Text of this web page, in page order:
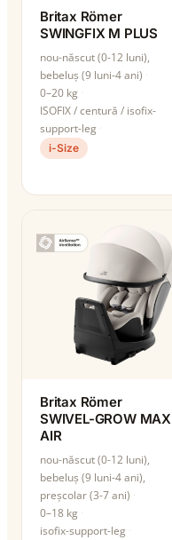
Britax Römer
SWINGFIX M PLUS
nou-născut (0-12 luni),
bebeluș (9 luni-4 ani)
0–20 kg
ISOFIX / centură / isofix-
support-leg
i-Size
Britax Römer
SWIVEL-GROW MAX
AIR
nou-născut (0-12 luni),
bebeluș (9 luni-4 ani),
preșcolar (3-7 ani)
0–18 kg
isofix-support-leg